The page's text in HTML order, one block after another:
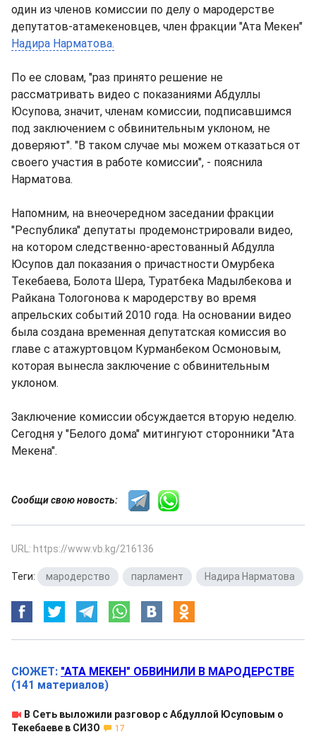
один из членов комиссии по делу о мародерстве
депутатов-атамекеновцев, член фракции "Ата Мекен"
Надира Нарматова.
По ее словам, "раз принято решение не
рассматривать видео с показаниями Абдуллы
Юсупова, значит, членам комиссии, подписавшимся
под заключением с обвинительным уклоном, не
доверяют". "В таком случае мы можем отказаться от
своего участия в работе комиссии", - пояснила
Нарматова.
Напомним, на внеочередном заседании фракции
"Республика" депутаты продемонстрировали видео,
на котором следственно-арестованный Абдулла
Юсупов дал показания о причастности Омурбека
Текебаева, Болота Шера, Туратбека Мадылбекова и
Райкана Тологонова к мародерству во время
апрельских событий 2010 года. На основании видео
была создана временная депутатская комиссия во
главе с атажуртовцом Курманбеком Осмоновым,
которая вынесла заключение с обвинительным
уклоном.
Заключение комиссии обсуждается вторую неделю.
Сегодня у "Белого дома" митингуют сторонники "Ата
Мекена".
Сообщи свою новость:
URL: https://www.vb.kg/216136
Теги: мародерство парламент Надира Нарматова
СЮЖЕТ: "АТА МЕКЕН" ОБВИНИЛИ В МАРОДЕРСТВЕ
(141 материалов)
В Сеть выложили разговор с Абдуллой Юсуповым о
Текебаеве в СИЗО
17